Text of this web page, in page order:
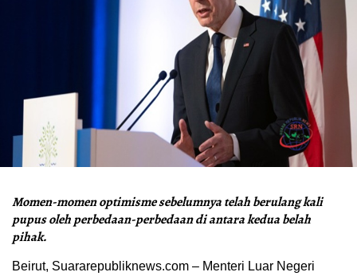
Momen-momen optimisme sebelumnya telah berulang kali
pupus oleh perbedaan-perbedaan di antara kedua belah
pihak.
Beirut, Suararepubliknews.com – Menteri Luar Negeri